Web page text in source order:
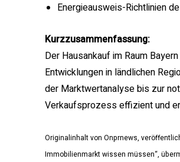
Energieausweis-Richtlinien
Kurzzusammenfassung:
Der Hausankauf im Raum
Entwicklungen in ländlichen
der Marktwertanalyse bis zur
Verkaufsprozess effizient und
Originalinhalt von Onprnews,
Immobilienmarkt wissen müssen“,